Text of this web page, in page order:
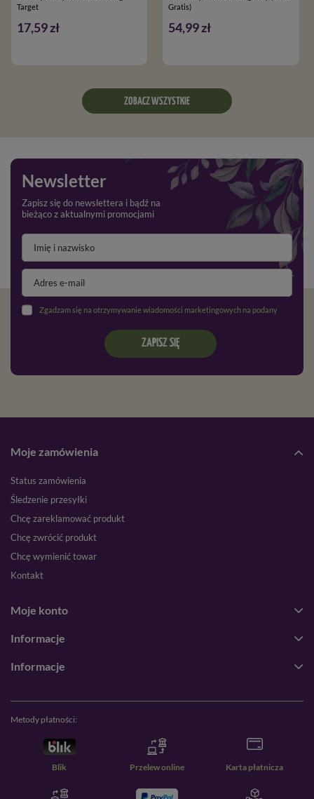
Target
17,59 zł
Gratis)
54,99 zł
ZOBACZ WSZYSTKIE
Newsletter
Zapisz się do newslettera i bądź na
bieżąco z aktualnymi promocjami
Zgadzam się na otrzymywanie wiadomości marketingowych na podany adres e-mail oraz przetwarzanie danych osobowych zgodnie z
ZAPISZ SIĘ
Moje zamówienia
Status zamówienia
Śledzenie przesyłki
Chcę zareklamować produkt
Chcę zwrócić produkt
Chcę wymienić towar
Kontakt
Moje konto
Informacje
Informacje
Metody płatności:
Blik Przelew online Karta płatnicza